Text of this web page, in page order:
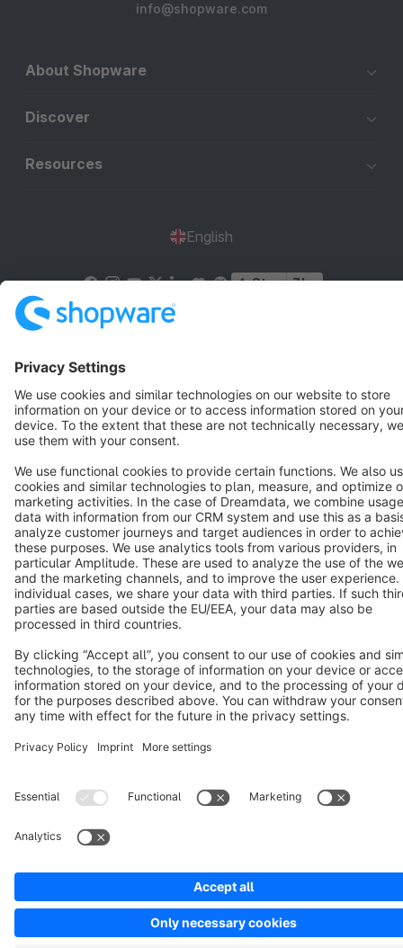
info@shopware.com
About Shopware
Discover
Resources
English
Star 3k+
Terms & Conditions
Cookie settings
Copyright © shopware AG - All rights reserved